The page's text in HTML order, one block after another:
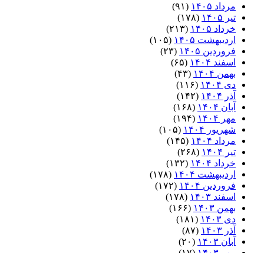
مرداد ۱۴۰۵
(۹۱)
تیر ۱۴۰۵
(۱۷۸)
خرداد ۱۴۰۵
(۲۱۳)
اردیبهشت ۱۴۰۵
(۱۰۵)
فروردین ۱۴۰۵
(۲۳)
اسفند ۱۴۰۴
(۶۵)
بهمن ۱۴۰۴
(۴۳)
دی ۱۴۰۴
(۱۱۶)
آذر ۱۴۰۴
(۱۴۲)
آبان ۱۴۰۴
(۱۶۸)
مهر ۱۴۰۴
(۱۹۴)
شهریور ۱۴۰۴
(۱۰۵)
مرداد ۱۴۰۴
(۱۴۵)
تیر ۱۴۰۴
(۲۶۸)
خرداد ۱۴۰۴
(۱۳۲)
اردیبهشت ۱۴۰۴
(۱۷۸)
فروردین ۱۴۰۴
(۱۷۲)
اسفند ۱۴۰۳
(۱۷۸)
بهمن ۱۴۰۳
(۱۶۶)
دی ۱۴۰۳
(۱۸۱)
آذر ۱۴۰۳
(۸۷)
آبان ۱۴۰۳
(۲۰)